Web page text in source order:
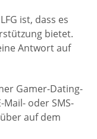
ist, dass es
bietet.
Antwort auf
Gamer-Dating-
oder SMS-
auf dem